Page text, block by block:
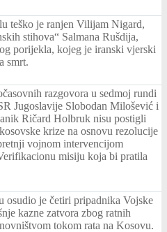
teško je ranjen Vilijam Nigard,
stihova“ Salmana Rušdija,
porijekla, kojeg je iranski vjerski
smrt.
razgovora u sedmoj rundi
Jugoslavije Slobodan Milošević i
Ričard Holbruk nisu postigli
krize na osnovu rezolucije
vojnom intervencijom
misiju koja bi pratila
osudio je četiri pripadnika Vojske
kazne zatvora zbog ratnih
tokom rata na Kosovu.